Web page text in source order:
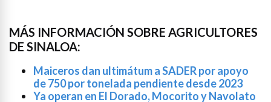
MÁS INFORMACIÓN SOBRE AGRICULTORES
DE SINALOA:
Maiceros dan ultimátum a SADER por apoyo
de 750 por tonelada pendiente desde 2023
Ya operan en El Dorado, Mocorito y Navolato